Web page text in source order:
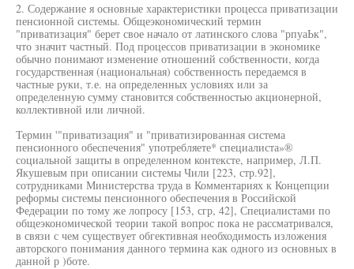
2. Содержание я основные характеристики процесса приватизации
пенсионной системы. Общеэкономический термин
"приватизация" берет свое начало от латинского слова "рпуаЬк",
что значит частный. Под процессов приватизации в экономике
обычно понимают изменение отношений собственности, когда
государственная (национальная) собственность передаемся в
частные руки, т.е. на определенных условиях или за
определенную сумму становится собственностью акционерной,
коллективной или личной.
Термин '"приватизация" и "приватизированная система
пенсионного обеспечения" употребляете* специалиста»®
социальной защиты в определенном контексте, например, Л.П.
Якушевым при описании системы Чили [223, стр.92],
сотрудниками Министерства труда в Комментариях к Концепции
реформы системы пенсионного обеспечения в Российской
Федерации по тому же лопросу [153, сгр, 42], Специалистами по
общеэкономической теории такой вопрос пока не рассматривался,
в связи с чем существует обгективная необходимость изложения
авторского понимания данного термина как одного из основных в
данной р )боте.